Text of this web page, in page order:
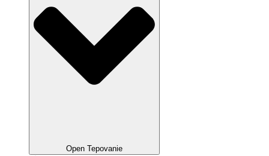
Open Tepovanie